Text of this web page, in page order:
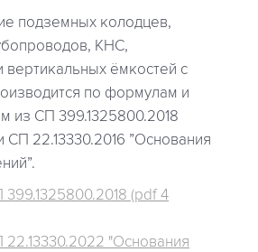
подземных колодцев,
КНС,
вертикальных ёмкостей с
по формулам и
из СП 399.1325800.2018
22.13330.2016 ”Основания
399.1325800.2018 (pdf 4
22.13330.2022 "Основания